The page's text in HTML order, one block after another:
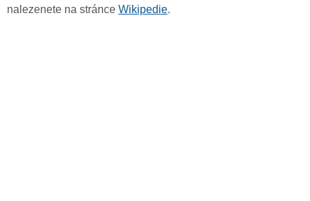
nalezenete na stránce Wikipedie.